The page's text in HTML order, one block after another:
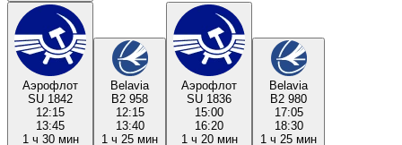
Аэрофлот
SU 1842
12:15
13:45
1 ч 30 мин
Belavia
B2 958
12:15
13:40
1 ч 25 мин
Аэрофлот
SU 1836
15:00
16:20
1 ч 20 мин
Belavia
B2 980
17:05
18:30
1 ч 25 мин